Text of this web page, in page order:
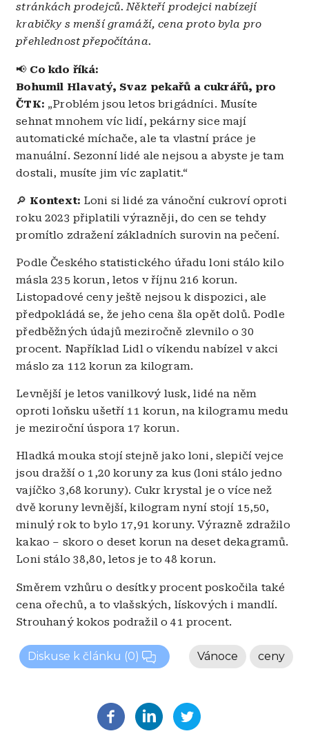
stránkách prodejců. Někteří prodejci nabízejí
krabičky s menší gramáží, cena proto byla pro
přehlednost přepočítána.
📢 Co kdo říká:
Bohumil Hlavatý, Svaz pekařů a cukrářů, pro
ČTK: „Problém jsou letos brigádníci. Musíte
sehnat mnohem víc lidí, pekárny sice mají
automatické míchače, ale ta vlastní práce je
manuální. Sezonní lidé ale nejsou a abyste je tam
dostali, musíte jim víc zaplatit.“
🔎 Kontext: Loni si lidé za vánoční cukroví oproti
roku 2023 připlatili výrazněji, do cen se tehdy
promítlo zdražení základních surovin na pečení.
Podle Českého statistického úřadu loni stálo kilo
másla 235 korun, letos v říjnu 216 korun.
Listopadové ceny ještě nejsou k dispozici, ale
předpokládá se, že jeho cena šla opět dolů. Podle
předběžných údajů meziročně zlevnilo o 30
procent. Například Lidl o víkendu nabízel v akci
máslo za 112 korun za kilogram.
Levnější je letos vanilkový lusk, lidé na něm
oproti loňsku ušetří 11 korun, na kilogramu medu
je meziroční úspora 17 korun.
Hladká mouka stojí stejně jako loni, slepičí vejce
jsou dražší o 1,20 koruny za kus (loni stálo jedno
vajíčko 3,68 koruny). Cukr krystal je o více než
dvě koruny levnější, kilogram nyní stojí 15,50,
minulý rok to bylo 17,91 koruny. Výrazně zdražilo
kakao – skoro o deset korun na deset dekagramů.
Loni stálo 38,80, letos je to 48 korun.
Směrem vzhůru o desítky procent poskočila také
cena ořechů, a to vlašských, lískových i mandlí.
Strouhaný kokos podražil o 41 procent.
Diskuse k článku (0) ceny
Vánoce